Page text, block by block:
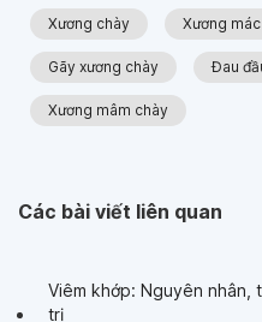
Xương chày Xương mác
Gãy xương chày Đau
Xương mâm chày
Các bài viết liên quan
Viêm khớp: Nguyên nhân,
trị